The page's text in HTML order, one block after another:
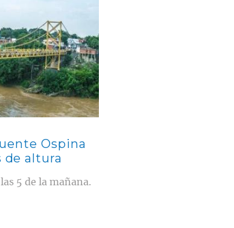
Ospina
altura
5 de la mañana.